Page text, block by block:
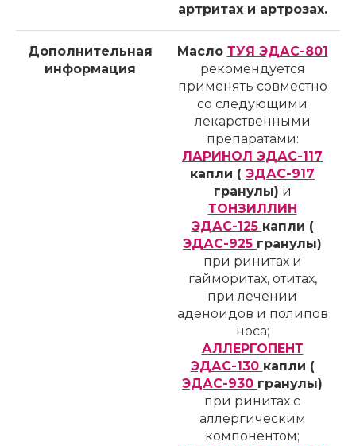
артритах и артрозах.
Дополнительная
информация
Масло ТУЯ ЭДАС-801
рекомендуется
применять совместно
со следующими
лекарственными
препаратами:
ЛАРИНОЛ ЭДАС-117
капли ( ЭДАС-917
гранулы) и
ТОНЗИЛЛИН
ЭДАС-125 капли (
ЭДАС-925 гранулы)
при ринитах и
гайморитах, отитах,
при лечении
аденоидов и полипов
носа;
АЛЛЕРГОПЕНТ
ЭДАС-130 капли (
ЭДАС-930 гранулы)
при ринитах с
аллергическим
компонентом;